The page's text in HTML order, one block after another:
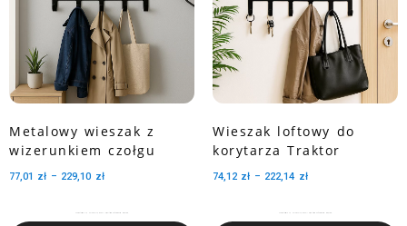
Metalowy wieszak z
wizerunkiem czołgu
77,01 zł – 229,10 zł
Wieszak loftowy do
korytarza Traktor
74,12 zł – 222,14 zł